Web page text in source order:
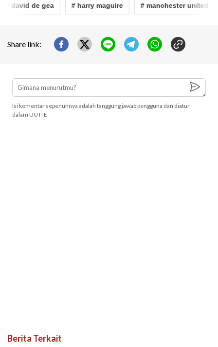
david de gea # harry maguire # manchester united
Share link:
Isi komentar sepenuhnya adalah tanggung jawab pengguna dan diatur
dalam UU ITE
Berita Terkait